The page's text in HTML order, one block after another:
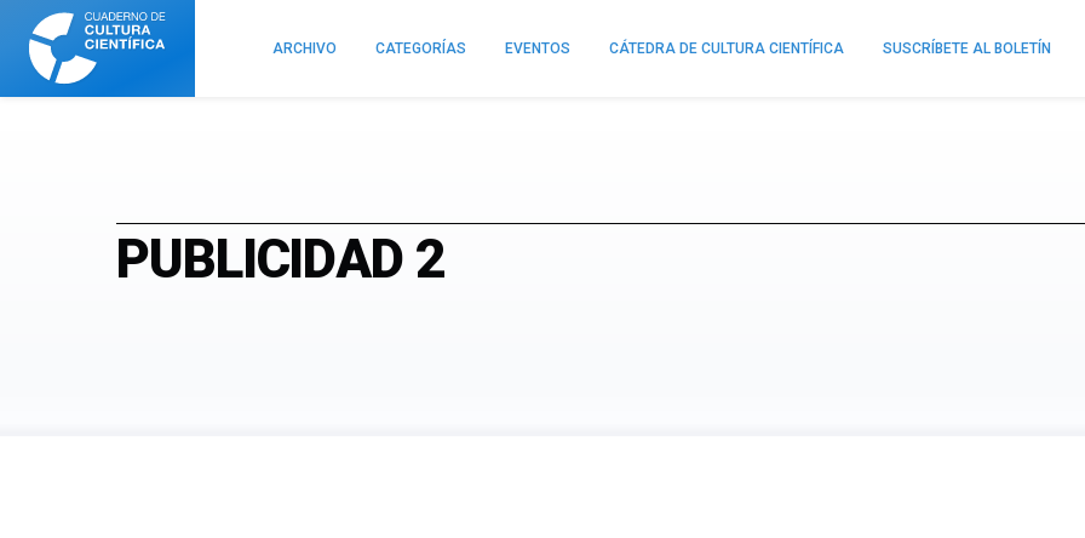
Cuaderno
Cultura
Científica
ARCHIVO CATEGORÍAS EVENTOS CÁTEDRA DE CULTURA CIENTÍFICA SUSCRÍBETE AL BOLETÍN
PUBLICIDAD 2